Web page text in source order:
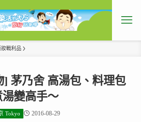
妝戰利品
] 茅乃舍 高湯包、料理包
變高手～
Tokyo 2016-08-29